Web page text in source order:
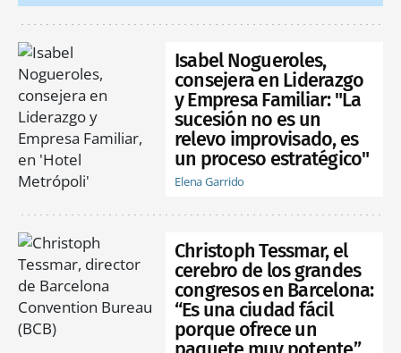
Isabel Nogueroles,
consejera en Liderazgo
y Empresa Familiar: "La
sucesión no es un
relevo improvisado, es
un proceso estratégico"
Elena Garrido
Christoph Tessmar, el
cerebro de los grandes
congresos en Barcelona:
“Es una ciudad fácil
porque ofrece un